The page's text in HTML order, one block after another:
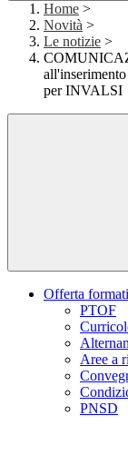
Home >
Novità >
Le notizie >
per INVALSI
Offerta
PTOF
Aree a
PNSD